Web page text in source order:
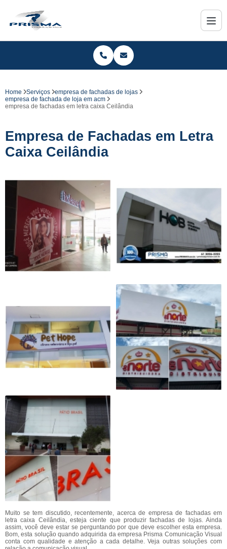
Home Serviços
empresa de fachadas de lojas
empresa de fachada de loja em acm
empresa de fachadas em letra caixa Ceilândia
Empresa de Fachadas em Letra
Caixa Ceilândia
Muito se tem discutido, recentemente, acerca de empresa de fachadas em
letra caixa Ceilândia, esteja ciente que produzir fachadas de lojas. Ainda
assim, você deve estar se perguntando por que deve escolher esta empresa.
Bom, esta solução quando adquirida da empresa Prisma Comunicação Visual
conta com qualidade e atenção a cada detalhe. Veja outras soluções com